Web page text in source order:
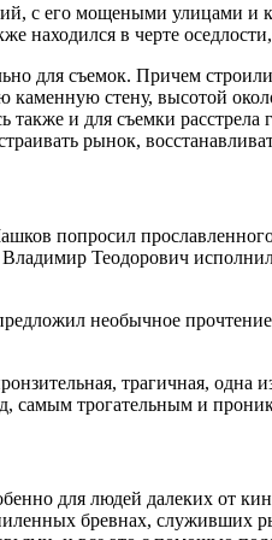
с его мощеными улицами и
находился в черте
для съемок. Причем
стену, высотой
также и для съемки
рынок,
попросил
Теодорович
необычное прочтение
трагичная,
самым трогательным и
для людей далеких от
бревнах, служивших